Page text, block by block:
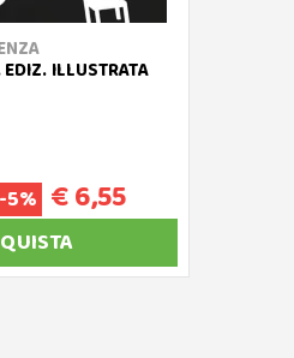
ILLUSTRATA
-5% € 6,55